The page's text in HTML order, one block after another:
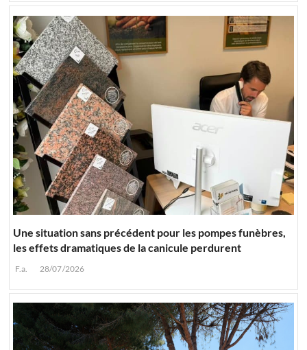
Une situation sans précédent pour les pompes funèbres,
les effets dramatiques de la canicule perdurent
F.a. 28/07/2026